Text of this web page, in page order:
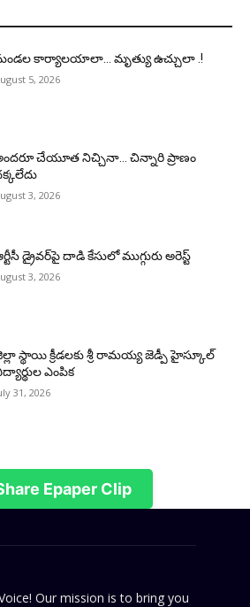
కార్యాలయాలా… మృత్యు ఉచ్చులా .!
5, 2026
చేయూత నిచ్చినా… చిన్నారి ప్రాణం
3, 2026
డ్రైవర్‌పై దాడి కేసులో ముగ్గురు అరెస్ట్
3, 2026
స్థాయి క్రీడలకు శ్రీ రామయ్య జెడ్పీ హైస్కూల్
ఎంపిక
31, 2026
Epaper Clip
Our mission is to bring you